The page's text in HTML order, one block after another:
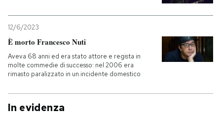
12/6/2023
È morto Francesco Nuti
Aveva 68 anni ed era stato attore e regista in
molte commedie di successo: nel 2006 era
rimasto paralizzato in un incidente domestico
In evidenza